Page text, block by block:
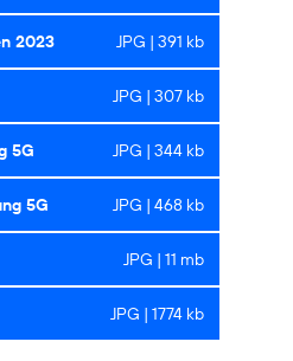
2023 JPG | 391 kb
JPG | 307 kb
5G JPG | 344 kb
5G JPG | 468 kb
JPG | 11 mb
JPG | 1774 kb